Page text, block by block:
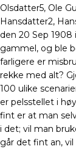
Olsdatter5, Ole
Hansdatter2,
den 20 Sep 1908
gammel, og ble
farligere er
rekke med alt?
100 ulike
er pelsstellet i
fint er at man
i det; vil man
går det fint an,